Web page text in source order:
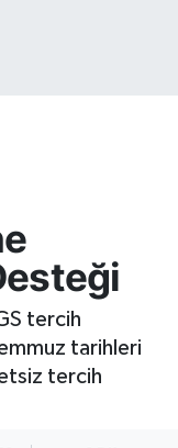
tercih
tarihleri
tercih